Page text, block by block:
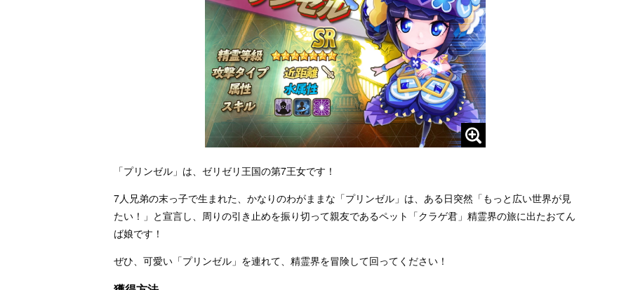
「プリンゼル」は、ゼリゼリ王国の第7王女です！
7人兄弟の末っ子で生まれた、かなりのわがままな「プリンゼル」は、ある日突然「もっと広い世界が見
たい！」と宣言し、周りの引き止めを振り切って親友であるペット「クラゲ君」精霊界の旅に出たおてん
ば娘です！
ぜひ、可愛い「プリンゼル」を連れて、精霊界を冒険して回ってください！